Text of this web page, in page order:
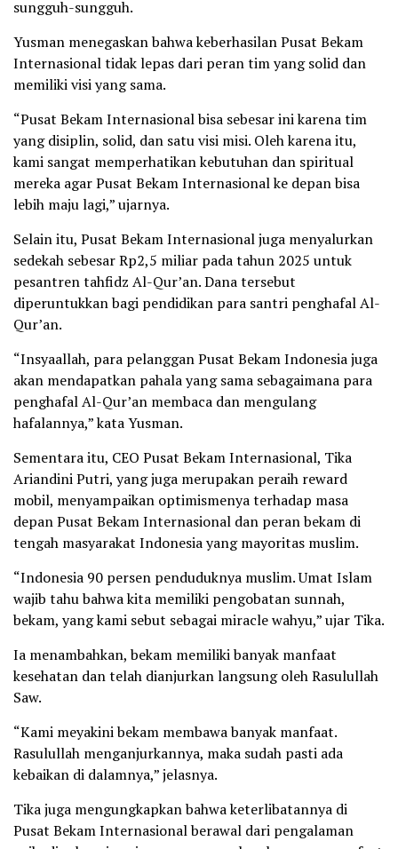
sungguh-sungguh.
Yusman menegaskan bahwa keberhasilan Pusat Bekam
Internasional tidak lepas dari peran tim yang solid dan
memiliki visi yang sama.
“Pusat Bekam Internasional bisa sebesar ini karena tim
yang disiplin, solid, dan satu visi misi. Oleh karena itu,
kami sangat memperhatikan kebutuhan dan spiritual
mereka agar Pusat Bekam Internasional ke depan bisa
lebih maju lagi,” ujarnya.
Selain itu, Pusat Bekam Internasional juga menyalurkan
sedekah sebesar Rp2,5 miliar pada tahun 2025 untuk
pesantren tahfidz Al-Qur’an. Dana tersebut
diperuntukkan bagi pendidikan para santri penghafal Al-
Qur’an.
“Insyaallah, para pelanggan Pusat Bekam Indonesia juga
akan mendapatkan pahala yang sama sebagaimana para
penghafal Al-Qur’an membaca dan mengulang
hafalannya,” kata Yusman.
Sementara itu, CEO Pusat Bekam Internasional, Tika
Ariandini Putri, yang juga merupakan peraih reward
mobil, menyampaikan optimismenya terhadap masa
depan Pusat Bekam Internasional dan peran bekam di
tengah masyarakat Indonesia yang mayoritas muslim.
“Indonesia 90 persen penduduknya muslim. Umat Islam
wajib tahu bahwa kita memiliki pengobatan sunnah,
bekam, yang kami sebut sebagai miracle wahyu,” ujar Tika.
Ia menambahkan, bekam memiliki banyak manfaat
kesehatan dan telah dianjurkan langsung oleh Rasulullah
Saw.
“Kami meyakini bekam membawa banyak manfaat.
Rasulullah menganjurkannya, maka sudah pasti ada
kebaikan di dalamnya,” jelasnya.
Tika juga mengungkapkan bahwa keterlibatannya di
Pusat Bekam Internasional berawal dari pengalaman